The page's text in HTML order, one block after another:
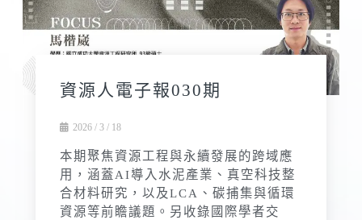
資源人電子報030期
2026 / 3 / 18
本期聚焦資源工程與永續發展的跨域應
用，涵蓋AI導入水泥產業、真空科技整
合材料研究，以及LCA、碳捕集與循環
資源等前瞻議題。另收錄國際學者交